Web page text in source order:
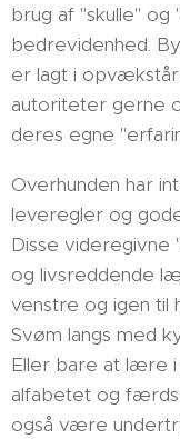
brug af "skulle" og
bedrevidenhed.
er lagt i
autoriteter gerne
deres egne
Overhunden har
leveregler og
Disse
og livsreddende
venstre og igen til
Svøm langs med
Eller bare at lære i
alfabetet og
også være